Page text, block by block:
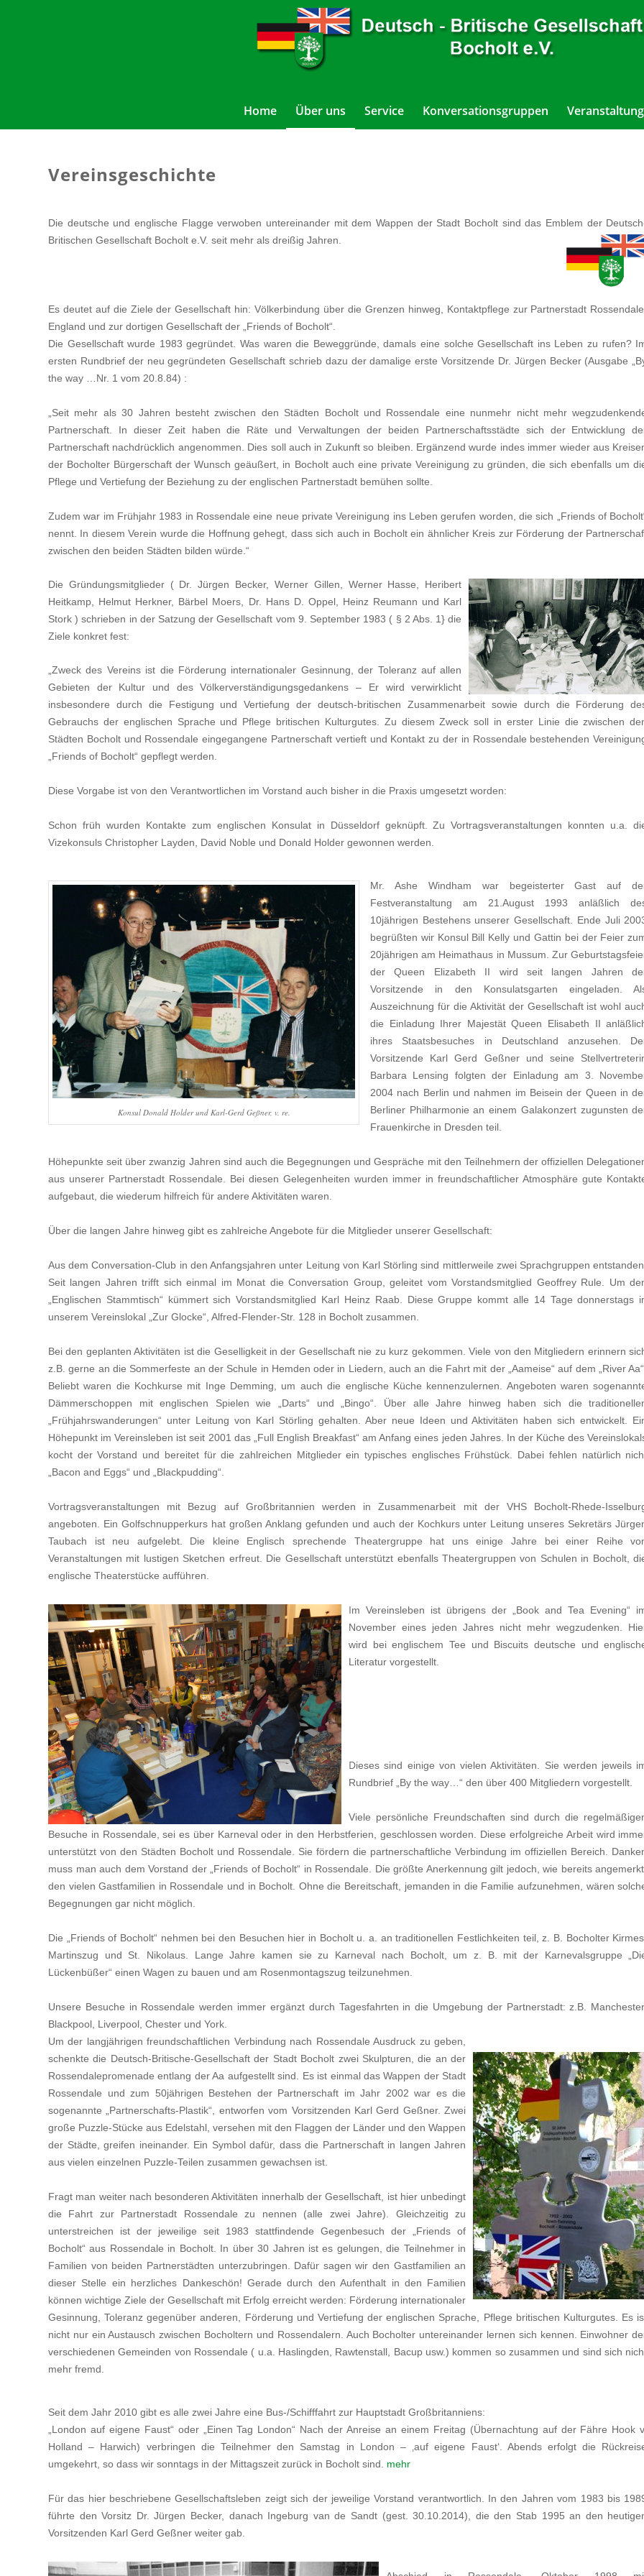
Home Über uns Service Konversationsgruppen
Vereinsgeschichte
Die deutsche und englische Flagge verwoben untereinander mit dem Wappen der Stadt Bocholt sind das Emblem der
Britischen Gesellschaft Bocholt e.V. seit mehr als dreißig Jahren.
Es deutet auf die Ziele der Gesellschaft hin: Völkerbindung über die Grenzen hinweg, Kontaktpflege zur Partnerstadt
England und zur dortigen Gesellschaft der „Friends of Bocholt“.
Die Gesellschaft wurde 1983gegründet. Was waren die Beweggründe, damals eine solche Gesellschaft ins Leben zu rufen?
ersten Rundbriefder neu gegründeten Gesellschaft schrieb dazu der damalige erste Vorsitzende Dr. Jürgen Becker (Ausgabe
the way …Nr. 1 vom 20.8.84) :
„Seit mehr als 30 Jahren besteht zwischen den Städten Bocholt und Rossendale eine nunmehr nicht mehr
Partnerschaft. In dieser Zeit haben die Räte und Verwaltungen der beiden Partnerschaftsstädte sich der Entwicklung
Partnerschaft nachdrücklich angenommen. Dies soll auch in Zukunft so bleiben. Ergänzend wurde indes immer wieder aus
der Bocholter Bürgerschaft der Wunsch geäußert, in Bocholt auch eine private Vereinigung zu gründen, die sich ebenfalls um
Pflege und Vertiefung der Beziehung zu der englischen Partnerstadt bemühen sollte.
Zudem war im Frühjahr 1983 in Rossendale eine neue private Vereinigung ins Leben gerufen worden, die sich „Friends of
nennt. In diesem Verein wurde die Hoffnung gehegt, dass sich auch in Bocholt ein ähnlicher Kreis zur Förderung der Partne
zwischen den beiden Städten bilden würde.“
Die Gründungsmitglieder ( Dr. Jürgen Becker, Werner Gillen, Werner Hasse, Heribert
Heitkamp, Helmut Herkner, Bärbel Moers, Dr. Hans D. Oppel, HeinzReumann und Karl
Stork ) schrieben in der Satzung der Gesellschaft vom 9. September 1983 ( § 2 Abs. 1} die
Ziele konkret fest:
„Zweck des Vereins ist die Förderung internationaler Gesinnung, der Toleranz auf allen
Gebieten der Kultur und des Völkerverständigungsgedankens – Er wird verwirklicht
insbesondere durch die Festigung und Vertiefung der deutsch-britischen Zusammenarbeit sowie durch die Förderung
Gebrauchs der englischen Sprache und Pflege britischen Kulturgutes. Zu diesem Zweck soll in erster Linie die zwischen
Städten Bocholt und Rossendale eingegangene Partnerschaft vertieft und Kontakt zu der in Rossendale bestehenden
„Friends of Bocholt“ gepflegt werden.
Diese Vorgabe ist von den Verantwortlichen im Vorstand auch bisher in die Praxis umgesetzt worden:
Schon früh wurden Kontakte zum englischen Konsulat in Düsseldorf geknüpft. Zu Vortragsveranstaltungen konnten u.a.
Vizekonsuls Christopher Layden, David Noble und Donald Holder gewonnen werden.
Konsul Donald Holder und Karl-Gerd Geßner, v. re.
Mr. Ashe Windham war begeisterter Gast auf
Festveranstaltung am 21.August 1993 anläßlich
10jährigen Bestehens unserer Gesellschaft. Ende Juli
begrüßten wir Konsul Bill Kelly und Gattin bei der Feier
20jährigen am Heimathaus in Mussum. Zur
der Queen Elizabeth II wird seit langen Jahren
Vorsitzende in den Konsulatsgarten eingeladen.
Auszeichnung für die Aktivität der Gesellschaft ist wohl
die Einladung Ihrer Majestät Queen Elisabeth II
ihres Staatsbesuches in Deutschland anzusehen.
Vorsitzende Karl Gerd Geßner und seine
Barbara Lensing folgten der Einladung am 3.
2004 nach Berlin und nahmen im Beisein der Queen in
Berliner Philharmonie an einem Galakonzert zugunsten
Frauenkirche in Dresden teil.
Höhepunkte seit über zwanzig Jahren sind auch die Begegnungen und Gespräche mit den Teilnehmern der offiziellen
aus unserer Partnerstadt Rossendale. Bei diesen Gelegenheiten wurden immer in freundschaftlicher Atmosphäre gute
aufgebaut, die wiederum hilfreich für andere Aktivitäten waren.
Über die langen Jahre hinweg gibt es zahlreiche Angebote für die Mitglieder unserer Gesellschaft:
Aus dem Conversation-Club in den Anfangsjahren unter Leitung von Karl Störling sind mittlerweile zwei Sprachgruppen entstanden.
Seit langen Jahren trifft sich einmal im Monat die Conversation Group, geleitet vom Vorstandsmitglied Geoffrey Rule. Um
„Englischen Stammtisch“ kümmert sich Vorstandsmitglied Karl Heinz Raab. Diese Gruppe kommt alle 14 Tage donnerstags
unserem Vereinslokal „Zur Glocke“, Alfred-Flender-Str. 128 in Bocholt zusammen.
Bei den geplanten Aktivitäten ist die Geselligkeit in der Gesellschaft nie zu kurz gekommen. Viele von den Mitgliedern erinnern
z.B. gerne an die Sommerfeste an der Schule in Hemden oder in Liedern, auch an die Fahrt mit der „Aameise“ auf dem „River Aa“.
Beliebt waren die Kochkurse mit Inge Demming, um auch die englische Küche kennenzulernen. Angeboten waren
Dämmerschoppen mit englischen Spielen wie „Darts“ und „Bingo“. Über alle Jahre hinweg haben sich die
„Frühjahrswanderungen“ unter Leitung von Karl Störling gehalten. Aber neue Ideen und Aktivitäten haben sich entwickelt.
Höhepunkt im Vereinsleben ist seit 2001 das „Full English Breakfast“ am Anfang eines jeden Jahres. In der Küche des
kocht der Vorstand und bereitet für die zahlreichen Mitglieder ein typisches englisches Frühstück. Dabei fehlen natürlich
„Bacon and Eggs“ und „Blackpudding“.
Vortragsveranstaltungen mit Bezug auf Großbritannien werden in Zusammenarbeit mit der VHS Bocholt-Rhede-
angeboten. Ein Golfschnupperkurs hat großen Anklang gefunden und auch der Kochkurs unter Leitung unseres Sekretärs
Taubach ist neu aufgelebt. Die kleine Englisch sprechende Theatergruppe hat uns einige Jahre bei einer Reihe
Veranstaltungen mit lustigen Sketchen erfreut. Die Gesellschaft unterstützt ebenfalls Theatergruppen von Schulen in Bocholt,
englische Theaterstücke aufführen.
Im Vereinsleben ist übrigens der „Book and Tea Evening“
November eines jeden Jahres nicht mehr wegzudenken.
wird bei englischem Tee und Biscuits deutsche und
Literatur vorgestellt.
Dieses sind einige von vielen Aktivitäten. Sie werden jeweils
Rundbrief „By the way…“ den über 400 Mitgliedern vorgestellt.
Viele persönliche Freundschaften sind durch die
Besuche in Rossendale, sei es über Karneval oder in den Herbstferien, geschlossen worden. Diese erfolgreiche Arbeit wird
unterstützt von den Städten Bocholt und Rossendale. Sie fördern die partnerschaftliche Verbindung im offiziellen Bereich.
muss man auch dem Vorstand der „Friends of Bocholt“ in Rossendale. Die größte Anerkennung gilt jedoch, wie bereits angemerkt,
den vielen Gastfamilien in Rossendale und in Bocholt. Ohne die Bereitschaft, jemanden in die Familie aufzunehmen, wären
Begegnungen gar nicht möglich.
Die „Friends of Bocholt“ nehmen bei den Besuchen hier in Bocholt u. a. an traditionellen Festlichkeiten teil, z. B. Bocholter Kirmes,
Martinszug und St. Nikolaus. Lange Jahre kamen sie zu Karneval nach Bocholt, um z. B. mit der Karnevalsgruppe
Lückenbüßer“ einen Wagen zu bauen und am Rosenmontagszug teilzunehmen.
Unsere Besuche in Rossendale werden immer ergänzt durch Tagesfahrten in die Umgebung der Partnerstadt: z.B. Manchester,
Blackpool, Liverpool, Chester und York.
Um der langjährigen freundschaftlichen Verbindung nach Rossendale Ausdruck zu geben,
schenkte die Deutsch-Britische-Gesellschaftder Stadt Bocholt zwei Skulpturen, die an der
Rossendalepromenade entlang der Aa aufgestellt sind. Es ist einmal das Wappen der Stadt
Rossendale und zum 50jährigen Bestehen der Partnerschaft im Jahr 2002 war es die
sogenannte „Partnerschafts-Plastik“, entworfen vom Vorsitzenden Karl Gerd Geßner. Zwei
große Puzzle-Stücke aus Edelstahl, versehen mit den Flaggen der Länder und den Wappen
der Städte, greifen ineinander. Ein Symbol dafür, dass die Partnerschaft in langen Jahren
aus vielen einzelnen Puzzle-Teilen zusammen gewachsen ist.
Fragt man weiter nach besonderen Aktivitäten innerhalb der Gesellschaft, ist hier unbedingt
die Fahrt zur Partnerstadt Rossendale zu nennen (alle zwei Jahre). Gleichzeitig zu
unterstreichen ist der jeweilige seit 1983 stattfindende Gegenbesuch der „Friends of
Bocholt“ aus Rossendale in Bocholt. In über 30 Jahren ist es gelungen, die Teilnehmer in
Familien von beiden Partnerstädten unterzubringen. Dafür sagen wir den Gastfamilien an
dieser Stelle ein herzliches Dankeschön! Gerade durch den Aufenthalt in den Familien
können wichtige Ziele der Gesellschaft mit Erfolg erreicht werden: Förderung internationaler
Gesinnung, Toleranz gegenüber anderen, Förderung und Vertiefung der englischen Sprache, Pflege britischen Kulturgutes. Es
nicht nur ein Austausch zwischen Bocholtern und Rossendalern. Auch Bocholter untereinander lernen sich kennen. Einwohner
verschiedenen Gemeinden von Rossendale ( u.a. Haslingden, Rawtenstall, Bacup usw.) kommen so zusammen und sind sich
mehr fremd.
Seit dem Jahr 2010 gibt es alle zwei Jahre eine Bus-/Schifffahrt zur Hauptstadt Großbritanniens:
„London auf eigene Faust“ oder „Einen Tag London“ Nach der Anreise an einem Freitag (Übernachtung auf der Fähre Hook v.
Holland – Harwich) verbringen die Teilnehmer den Samstag in London – ‚auf eigene Faust‘. Abends erfolgt die
umgekehrt, so dass wir sonntags in der Mittagszeit zurück in Bocholt sind. mehr
Für das hier beschriebene Gesellschaftsleben zeigt sich der jeweilige Vorstand verantwortlich. In den Jahren vom 1983 bis
führte den Vorsitz Dr. Jürgen Becker, danach Ingeburg van de Sandt (gest. 30.10.2014), die den Stab 1995 an den
Vorsitzenden Karl Gerd Geßner weiter gab.